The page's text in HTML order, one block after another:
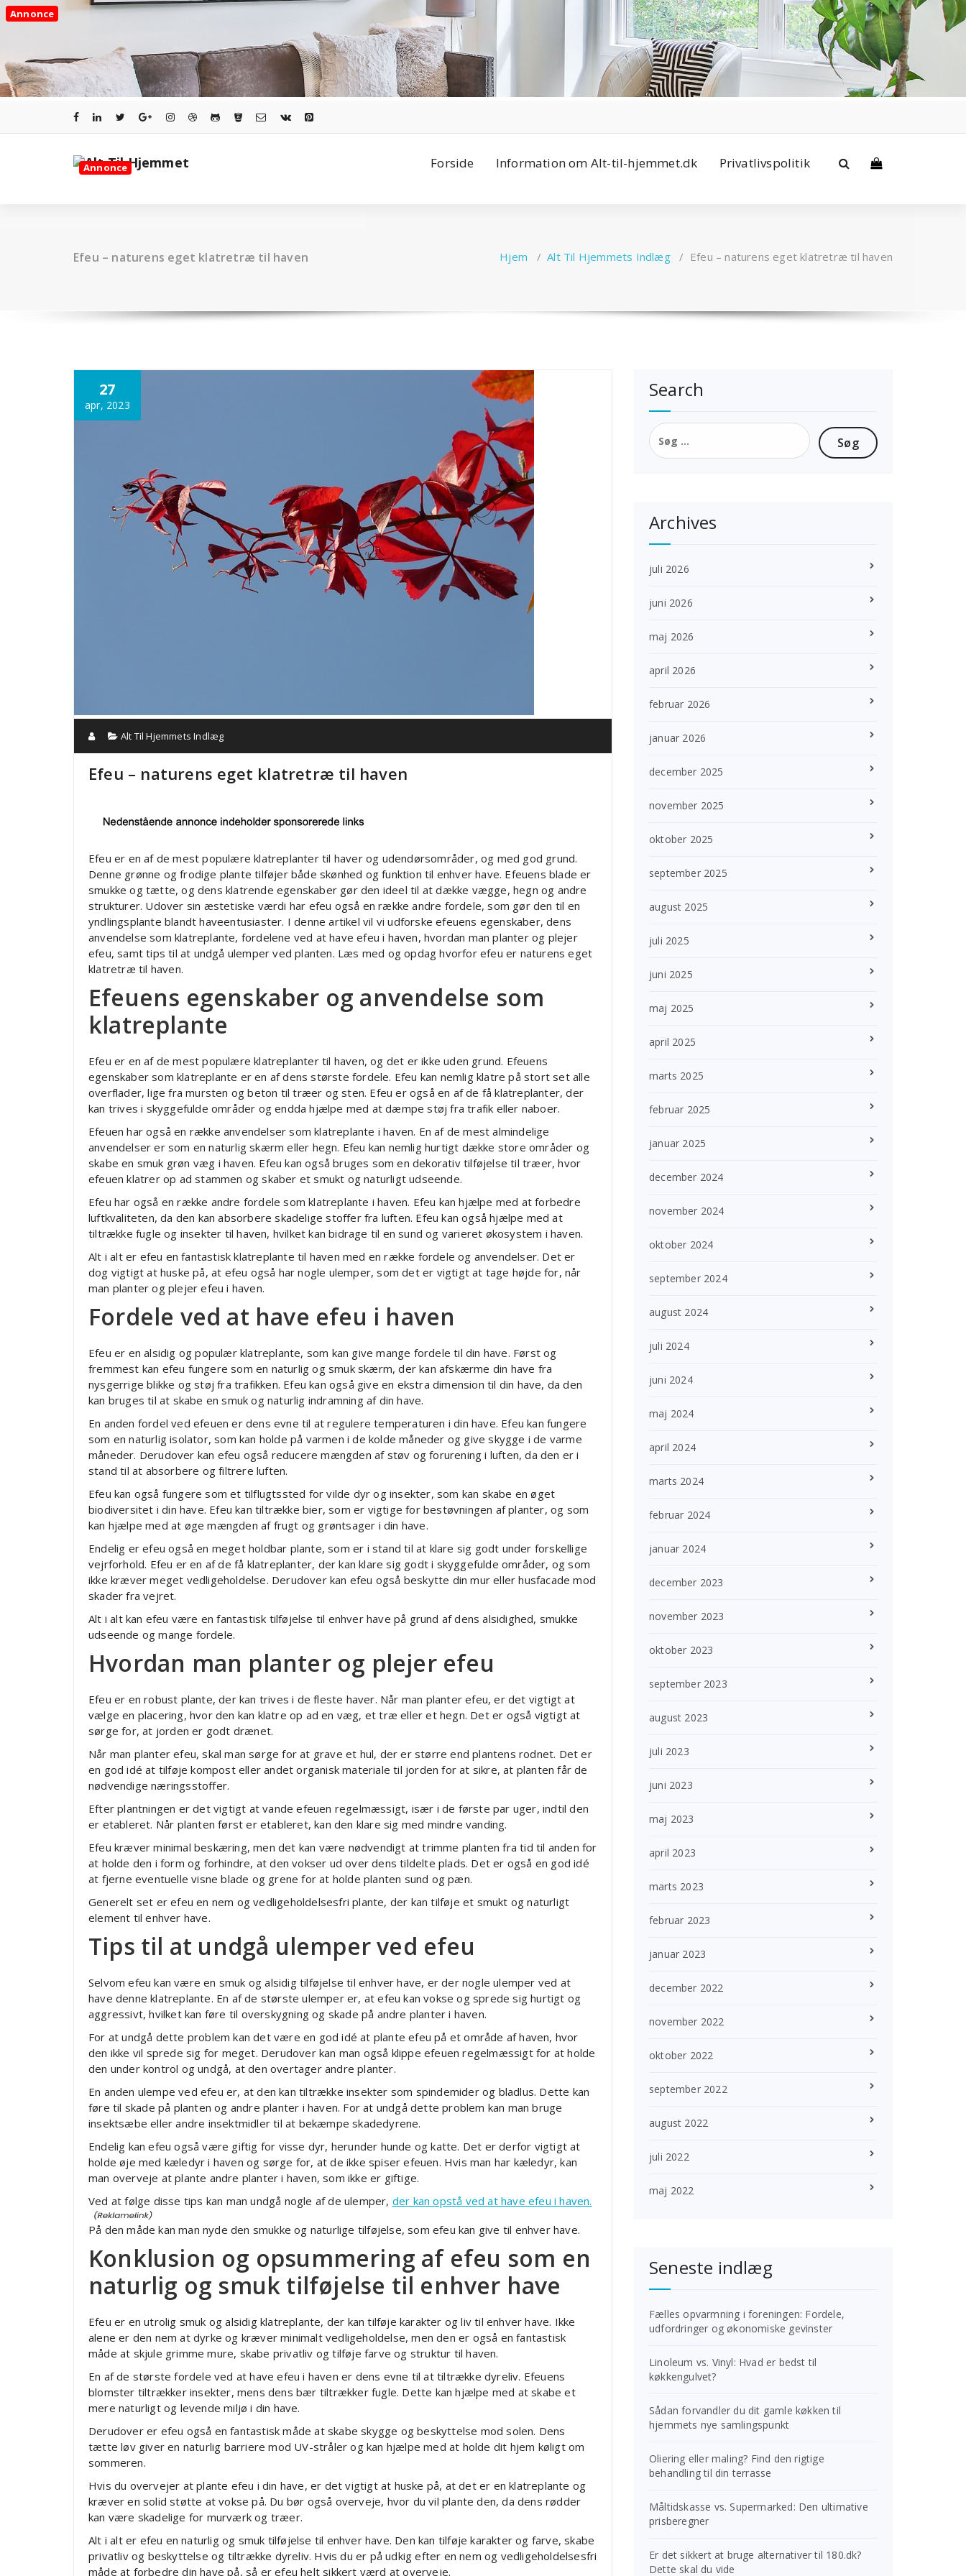
Videre
tilAnnonce
Annonce Forside Information om Alt-til-hjemmet.dk Privatlivspolitik
Efeu – naturens eget klatretræ til haven Hjem /Alt Til Hjemmets Indlæg/ Efeu – naturens eget klatretræ til haven
27
apr, 2023
Annonce
Alt Til Hjemmets Indlæg
Efeu – naturens eget klatretræ til haven
Efeu er en af de mest populære klatreplanter til haver og udendørsområder, og med god grund.
Denne grønne og frodige plante tilføjer både skønhed og funktion til enhver have. Efeuens blade er
smukke og tætte, og dens klatrende egenskaber gør den ideel til at dække vægge, hegn og andre
strukturer. Udover sin æstetiske værdi har efeu også en række andre fordele, som gør den til en
yndlingsplante blandt haveentusiaster. I denne artikel vil vi udforske efeuens egenskaber, dens
anvendelse som klatreplante, fordelene ved at have efeu i haven, hvordan man planter og plejer
efeu, samt tips til at undgå ulemper ved planten. Læs med og opdag hvorfor efeu er naturens eget
klatretræ til haven.
Efeuens egenskaber og anvendelse som
klatreplante
Efeu er en af de mest populære klatreplanter til haven, og det er ikke uden grund. Efeuens
egenskaber som klatreplante er en af dens største fordele. Efeu kan nemlig klatre på stort set alle
overflader, lige fra mursten og beton til træer og sten. Efeu er også en af de få klatreplanter, der
kan trives i skyggefulde områder og endda hjælpe med at dæmpe støj fra trafik eller naboer.
Efeuen har også en række anvendelser som klatreplante i haven. En af de mest almindelige
anvendelser er som en naturlig skærm eller hegn. Efeu kan nemlig hurtigt dække store områder og
skabe en smuk grøn væg i haven. Efeu kan også bruges som en dekorativ tilføjelse til træer, hvor
efeuen klatrer op ad stammen og skaber et smukt og naturligt udseende.
Efeu har også en række andre fordele som klatreplante i haven. Efeu kan hjælpe med at forbedre
luftkvaliteten, da den kan absorbere skadelige stoffer fra luften. Efeu kan også hjælpe med at
tiltrække fugle og insekter til haven, hvilket kan bidrage til en sund og varieret økosystem i haven.
Alt i alt er efeu en fantastisk klatreplante til haven med en række fordele og anvendelser. Det er
dog vigtigt at huske på, at efeu også har nogle ulemper, som det er vigtigt at tage højde for, når
man planter og plejer efeu i haven.
Fordele ved at have efeu i haven
Efeu er en alsidig og populær klatreplante, som kan give mange fordele til din have. Først og
fremmest kan efeu fungere som en naturlig og smuk skærm, der kan afskærme din have fra
nysgerrige blikke og støj fra trafikken. Efeu kan også give en ekstra dimension til din have, da den
kan bruges til at skabe en smuk og naturlig indramning af din have.
En anden fordel ved efeuen er dens evne til at regulere temperaturen i din have. Efeu kan fungere
som en naturlig isolator, som kan holde på varmen i de kolde måneder og give skygge i de varme
måneder. Derudover kan efeu også reducere mængden af ​​støv og forurening i luften, da den er i
stand til at absorbere og filtrere luften.
Efeu kan også fungere som et tilflugtssted for vilde dyr og insekter, som kan skabe en øget
biodiversitet i din have. Efeu kan tiltrække bier, som er vigtige for bestøvningen af planter, og som
kan hjælpe med at øge mængden af frugt og grøntsager i din have.
Endelig er efeu også en meget holdbar plante, som er i stand til at klare sig godt under forskellige
vejrforhold. Efeu er en af ​​de få klatreplanter, der kan klare sig godt i skyggefulde områder, og som
ikke kræver meget vedligeholdelse. Derudover kan efeu også beskytte din mur eller husfacade mod
skader fra vejret.
Alt i alt kan efeu være en fantastisk tilføjelse til enhver have på grund af dens alsidighed, smukke
udseende og mange fordele.
Hvordan man planter og plejer efeu
Efeu er en robust plante, der kan trives i de fleste haver. Når man planter efeu, er det vigtigt at
vælge en placering, hvor den kan klatre op ad en væg, et træ eller et hegn. Det er også vigtigt at
sørge for, at jorden er godt drænet.
Når man planter efeu, skal man sørge for at grave et hul, der er større end plantens rodnet. Det er
en god idé at tilføje kompost eller andet organisk materiale til jorden for at sikre, at planten får de
nødvendige næringsstoffer.
Efter plantningen er det vigtigt at vande efeuen regelmæssigt, især i de første par uger, indtil den
er etableret. Når planten først er etableret, kan den klare sig med mindre vanding.
Efeu kræver minimal beskæring, men det kan være nødvendigt at trimme planten fra tid til anden for
at holde den i form og forhindre, at den vokser ud over dens tildelte plads. Det er også en god idé
at fjerne eventuelle visne blade og grene for at holde planten sund og pæn.
Generelt set er efeu en nem og vedligeholdelsesfri plante, der kan tilføje et smukt og naturligt
element til enhver have.
Tips til at undgå ulemper ved efeu
Selvom efeu kan være en smuk og alsidig tilføjelse til enhver have, er der nogle ulemper ved at
have denne klatreplante. En af de største ulemper er, at efeu kan vokse og sprede sig hurtigt og
aggressivt, hvilket kan føre til overskygning og skade på andre planter i haven.
For at undgå dette problem kan det være en god idé at plante efeu på et område af haven, hvor
den ikke vil sprede sig for meget. Derudover kan man også klippe efeuen regelmæssigt for at holde
den under kontrol og undgå, at den overtager andre planter.
En anden ulempe ved efeu er, at den kan tiltrække insekter som spindemider og bladlus. Dette kan
føre til skade på planten og andre planter i haven. For at undgå dette problem kan man bruge
insektsæbe eller andre insektmidler til at bekæmpe skadedyrene.
Endelig kan efeu også være giftig for visse dyr, herunder hunde og katte. Det er derfor vigtigt at
holde øje med kæledyr i haven og sørge for, at de ikke spiser efeuen. Hvis man har kæledyr, kan
man overveje at plante andre planter i haven, som ikke er giftige.
Ved at følge disse tips kan man undgå nogle af de ulemper, der kan opstå ved at have efeu i haven.
På den måde kan man nyde den smukke og naturlige tilføjelse, som efeu kan give til enhver have.
Konklusion og opsummering af efeu som en
naturlig og smuk tilføjelse til enhver have
Efeu er en utrolig smuk og alsidig klatreplante, der kan tilføje karakter og liv til enhver have. Ikke
alene er den nem at dyrke og kræver minimalt vedligeholdelse, men den er også en fantastisk
måde at skjule grimme mure, skabe privatliv og tilføje farve og struktur til haven.
En af de største fordele ved at have efeu i haven er dens evne til at tiltrække dyreliv. Efeuens
blomster tiltrækker insekter, mens dens bær tiltrækker fugle. Dette kan hjælpe med at skabe et
mere naturligt og levende miljø i din have.
Derudover er efeu også en fantastisk måde at skabe skygge og beskyttelse mod solen. Dens
tætte løv giver en naturlig barriere mod UV-stråler og kan hjælpe med at holde dit hjem køligt om
sommeren.
Hvis du overvejer at plante efeu i din have, er det vigtigt at huske på, at det er en klatreplante og
kræver en solid støtte at vokse på. Du bør også overveje, hvor du vil plante den, da dens rødder
kan være skadelige for murværk og træer.
Alt i alt er efeu en naturlig og smuk tilføjelse til enhver have. Den kan tilføje karakter og farve, skabe
privatliv og beskyttelse og tiltrække dyreliv. Hvis du er på udkig efter en nem og vedligeholdelsesfri
måde at forbedre din have på, så er efeu helt sikkert værd at overveje.
Search
Søg
efter:
Archives
juli 2026
juni 2026
maj 2026
april 2026
februar 2026
januar 2026
december 2025
november 2025
oktober 2025
september 2025
august 2025
juli 2025
juni 2025
maj 2025
april 2025
marts 2025
februar 2025
januar 2025
december 2024
november 2024
oktober 2024
september 2024
august 2024
juli 2024
juni 2024
maj 2024
april 2024
marts 2024
februar 2024
januar 2024
december 2023
november 2023
oktober 2023
september 2023
august 2023
juli 2023
juni 2023
maj 2023
april 2023
marts 2023
februar 2023
januar 2023
december 2022
november 2022
oktober 2022
september 2022
august 2022
juli 2022
maj 2022
Seneste indlæg
Fælles opvarmning i foreningen: Fordele,
udfordringer og økonomiske gevinster
Linoleum vs. Vinyl: Hvad er bedst til
køkkengulvet?
Sådan forvandler du dit gamle køkken til
hjemmets nye samlingspunkt
Oliering eller maling? Find den rigtige
behandling til din terrasse
Måltidskasse vs. Supermarked: Den ultimative
prisberegner
Er det sikkert at bruge alternativer til 180.dk?
Dette skal du vide